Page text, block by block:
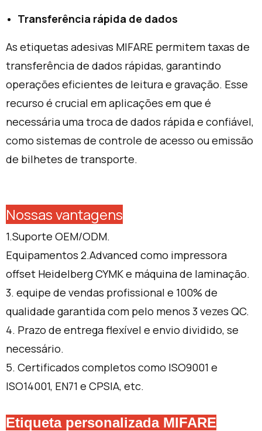
Transferência rápida de dados
As etiquetas adesivas MIFARE permitem taxas de
transferência de dados rápidas, garantindo
operações eficientes de leitura e gravação. Esse
recurso é crucial em aplicações em que é
necessária uma troca de dados rápida e confiável,
como sistemas de controle de acesso ou emissão
de bilhetes de transporte.
Nossas vantagens
1.Suporte OEM/ODM.
Equipamentos 2.Advanced como impressora
offset Heidelberg CYMK e máquina de laminação.
3. equipe de vendas profissional e 100% de
qualidade garantida com pelo menos 3 vezes QC.
4. Prazo de entrega flexível e envio dividido, se
necessário.
5. Certificados completos como ISO9001 e
ISO14001, EN71 e CPSIA, etc.
Etiqueta personalizada MIFARE